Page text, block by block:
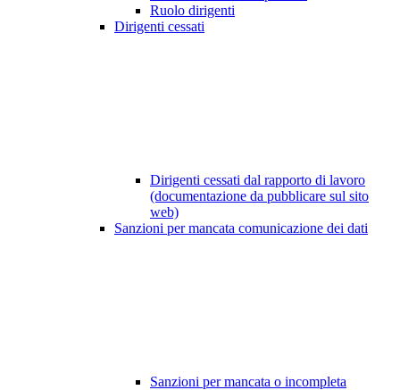
Ruolo dirigenti
Dirigenti cessati
Dirigenti cessati dal rapporto di lavoro
(documentazione da pubblicare sul sito
web)
Sanzioni per mancata comunicazione dei dati
Sanzioni per mancata o incompleta